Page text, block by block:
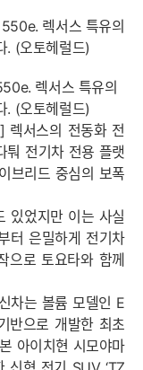
렉서스 특유의
. (오토헤럴드)
렉서스의 전동화 전
퉈 전기차 전용 플랫
브리드 중심의 보폭
있었지만 이는 사실
터 은밀하게 전기차
으로 토요타와 함께
차는 볼륨 모델인 E
반으로 개발한 최초
아이치현 시모야마
세부정보 열기/접기